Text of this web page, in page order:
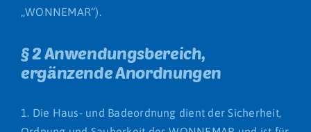
„WONNEMAR“).
§ 2 Anwendungsbereich,
ergänzende Anordnungen
1. Die Haus- und Badeordnung dient der Sicherheit,